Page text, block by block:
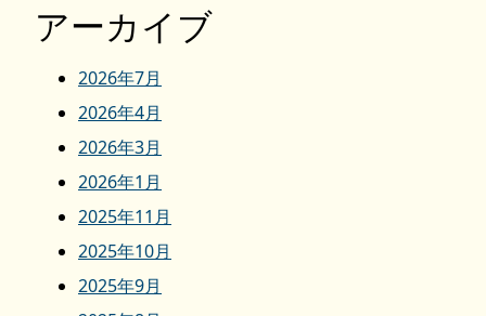
アーカイブ
2026年7月
2026年4月
2026年3月
2026年1月
2025年11月
2025年10月
2025年9月